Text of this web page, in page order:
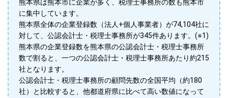
熊本県は熊本市に企業が多く、税理士事務所の数も熊本市
に集中しています。
熊本県全体の企業登録数（法人+個人事業者）が74,104社に
対して、公認会計士・税理士事務所が345件あります。(※1)
熊本県の企業登録数を熊本県の公認会計士・税理士事務所
数で割ると、一つの公認会計士・税理士事務所あたり約215
社となります。
公認会計士・税理士事務所の顧問先数の全国平均（約180
社）と比較すると、他都道府県に比べて高い数値になって